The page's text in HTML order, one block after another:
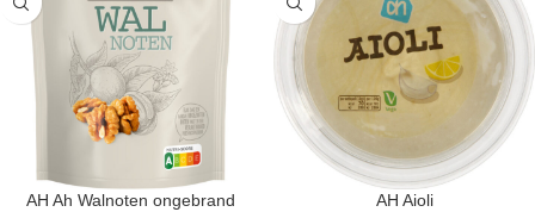
AH Ah Walnoten ongebrand AH Aioli